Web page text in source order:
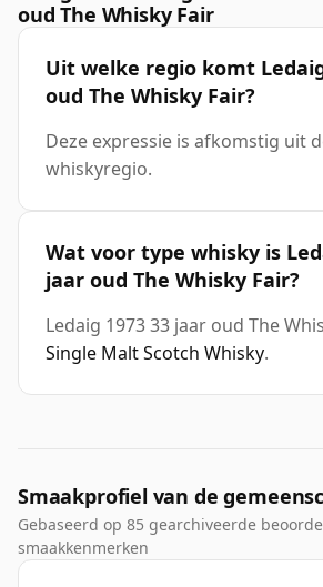
oud The Whisky Fair
Uit welke regio komt
oud The Whisky Fair?
Deze expressie is afkomstig uit
whiskyregio.
Wat voor type whisky is
jaar oud The Whisky Fair?
Ledaig 1973 33 jaar oud The
Single Malt Scotch Whisky.
Smaakprofiel van de
Gebaseerd op 85 gearchiveerde
smaakkenmerken